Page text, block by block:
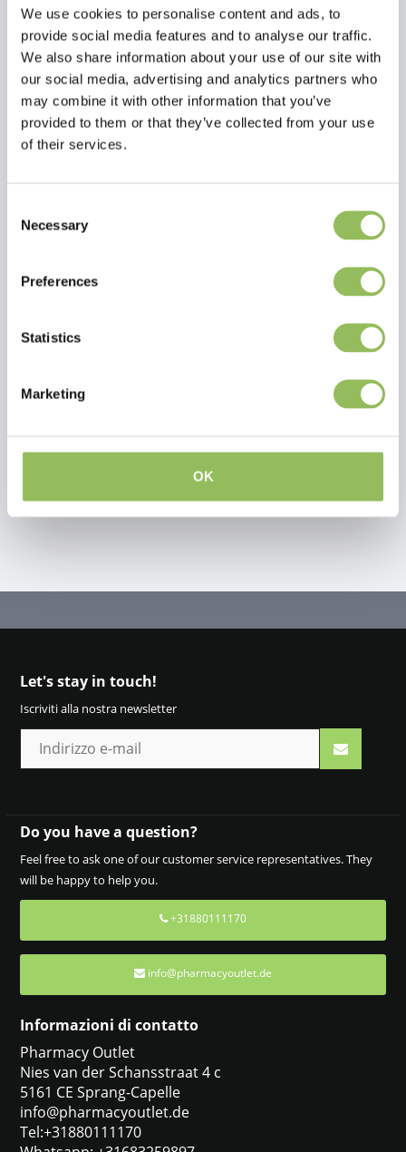
We use cookies to personalise content and ads, to
provide social media features and to analyse our traffic.
We also share information about your use of our site with
our social media, advertising and analytics partners who
may combine it with other information that you’ve
provided to them or that they’ve collected from your use
of their services.
Selection
Necessary
Preferences
Statistics
Marketing
OK
Recensioni
This article has no reviews yet
Let's stay in touch!
Iscriviti alla nostra newsletter
Do you have a question?
Feel free to ask one of our customer service representatives. They
will be happy to help you.
+31880111170
info@pharmacyoutlet.de
Informazioni di contatto
Pharmacy Outlet
Nies van der Schansstraat 4 c
5161 CE Sprang-Capelle
info@pharmacyoutlet.de
Tel:+31880111170